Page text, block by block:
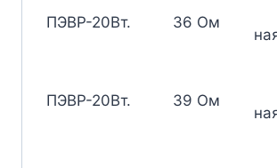
ПЭВР-20Вт. 36 Ом
ПЭВР-20Вт. 39 Ом